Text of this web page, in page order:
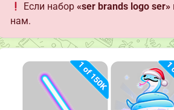
Если набор«ser brands logo ser»
нам.